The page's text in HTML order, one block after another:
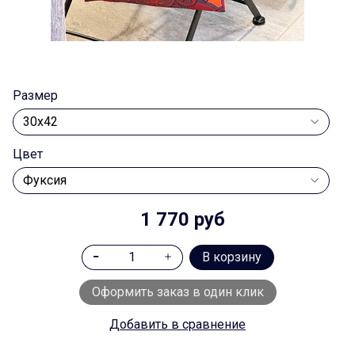
Размер
Цвет
1 770 руб
В корзину
Оформить заказ в один клик
Добавить в сравнение